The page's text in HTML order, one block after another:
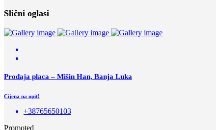
Slični oglasi
Prodaja placa – Mišin Han, Banja Luka
Cijena na upit!
+38765650103
Promoted